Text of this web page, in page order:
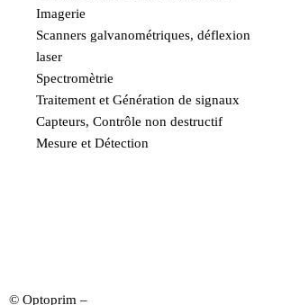
Imagerie
Scanners galvanométriques, déflexion
laser
Spectromètrie
Traitement et Génération de signaux
Capteurs, Contrôle non destructif
Mesure et Détection
© Optoprim –